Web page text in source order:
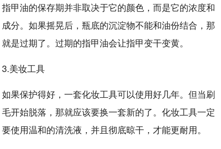
指甲油的保存期并非取决于它的颜色，而是它的浓度和
成分。如果摇晃后，瓶底的沉淀物不能和油份结合，那
就是过期了。过期的指甲油会让指甲变干变黄。
3.美妆工具
如果保护得好，一套化妆工具可以使用好几年。但当刷
毛开始脱落，那就应该要换一套新的了。化妆工具一定
要使用温和的清洗液，并且彻底晾干，才能更耐用。